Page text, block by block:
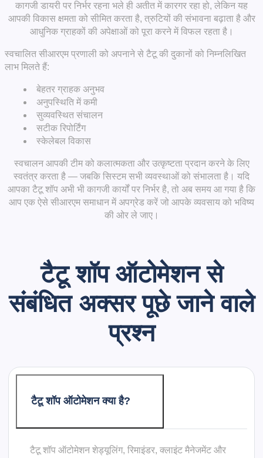
कागजी डायरी पर निर्भर रहना भले ही अतीत में कारगर रहा हो, लेकिन यह
आपकी विकास क्षमता को सीमित करता है, त्रुटियों की संभावना बढ़ाता है और
आधुनिक ग्राहकों की अपेक्षाओं को पूरा करने में विफल रहता है।
स्वचालित सीआरएम प्रणाली को अपनाने से टैटू की दुकानों को निम्नलिखित
लाभ मिलते हैं:
बेहतर ग्राहक अनुभव
अनुपस्थिति में कमी
सुव्यवस्थित संचालन
सटीक रिपोर्टिंग
स्केलेबल विकास
स्वचालन आपकी टीम को कलात्मकता और उत्कृष्टता प्रदान करने के लिए
स्वतंत्र करता है — जबकि सिस्टम सभी व्यवस्थाओं को संभालता है। यदि
आपका टैटू शॉप अभी भी कागजी कार्यों पर निर्भर है, तो अब समय आ गया है कि
आप एक ऐसे सीआरएम समाधान में अपग्रेड करें जो आपके व्यवसाय को भविष्य
की ओर ले जाए।
टैटू शॉप ऑटोमेशन से
संबंधितअक्सर पूछे जाने वाले
प्रश्न
टैटू शॉप ऑटोमेशन क्या है?
टैटू शॉप ऑटोमेशन शेड्यूलिंग, रिमाइंडर, क्लाइंट मैनेजमेंट और